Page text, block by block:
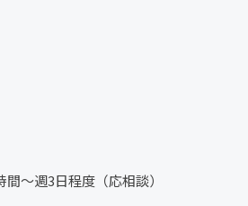
～週3日程度（応相談）